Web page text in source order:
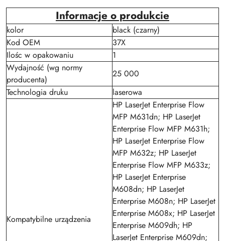
Informacje o produkcie
kolor
black (czarny)
Kod OEM
37X
Ilośc w opakowaniu
1
Wydajność (wg normy
producenta)
25 000
Technologia druku
laserowa
Kompatybilne urządzenia
HP LaserJet Enterprise Flow
MFP M631dn; HP LaserJet
Enterprise Flow MFP M631h;
HP LaserJet Enterprise Flow
MFP M632z; HP LaserJet
Enterprise Flow MFP M633z;
HP LaserJet Enterprise
M608dn; HP LaserJet
Enterprise M608n; HP LaserJet
Enterprise M608x; HP LaserJet
Enterprise M609dh; HP
LaserJet Enterprise M609dn;